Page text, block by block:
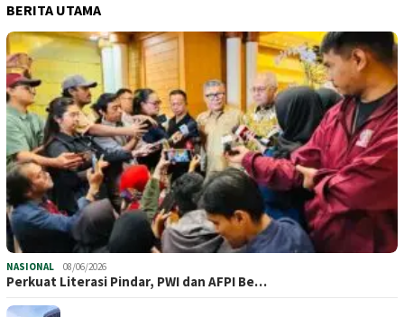
BERITA UTAMA
NASIONAL 08/06/2026
Perkuat Literasi Pindar, PWI dan AFPI Be…